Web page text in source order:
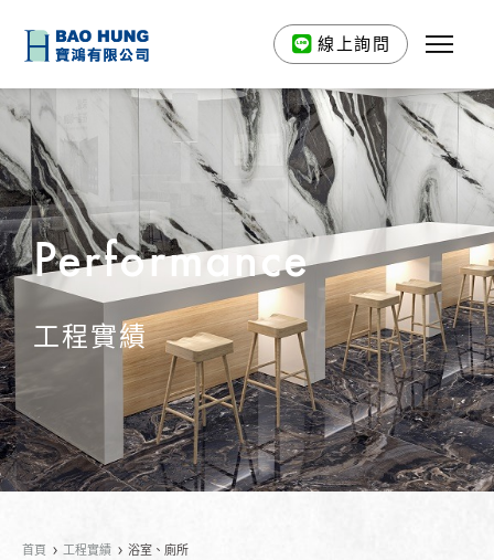
線上詢問
Performance
工程實績
首頁 工程實績 浴室、廁所